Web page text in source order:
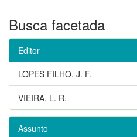
Busca facetada
Editor
LOPES FILHO, J. F.
VIEIRA, L. R.
Assunto